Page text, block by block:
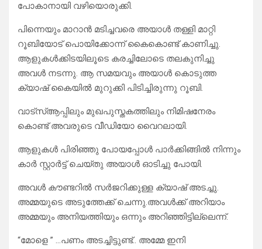
പോകാനായി വഴിയൊരുക്കി.
പിന്നെയും മാറാൻ മടിച്ചവരെ അയാൾ തള്ളി മാറ്റി
റൂബിയോട് പൊയിക്കോന്ന് കൈകൊണ്ട് കാണിച്ചു.
ആളുകൾക്കിടയിലൂടെ കരച്ചിലോടെ തലകുനിച്ചു
അവൾ നടന്നു. ആ സമയവും അയാൾ കൊടുത്ത
ക്യാഷ് കൈയിൽ മുറുക്കി പിടിച്ചിരുന്നു റൂബി.
വാട്സ്ആപ്പിലും മുഖപുസ്തകത്തിലും നിമിഷനേരം
കൊണ്ട് അവരുടെ വീഡിയോ വൈറലായി.
ആളുകൾ പിരിഞ്ഞു പോയപ്പോൾ പാർക്കിങ്ങിൽ നിന്നും
കാർ സ്റ്റാർട്ട്‌ ചെയ്തു അയാൾ ഓടിച്ചു പോയി.
അവൾ കൗണ്ടറിൽ സർജറിക്കുള്ള ക്യാഷ് അടച്ചു.
അമ്മയുടെ അടുത്തേക്ക് ചെന്നു.അവൾക്ക് അറിയാം
അമ്മയും അനിയത്തിയും ഒന്നും അറിഞ്ഞിട്ടില്ലെന്ന്.
“മോളെ ” …പണം അടച്ചിട്ടുണ്ട്.. അമ്മേ ഇനി